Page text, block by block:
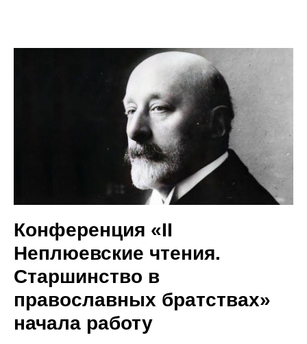
Конференция «II
Неплюевские чтения.
Старшинство в
православных братствах»
начала работу